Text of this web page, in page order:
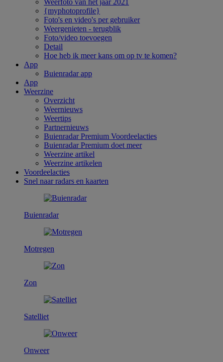
Weerfoto van het jaar 2021
{myphotoprofile}
Foto's en video's per gebruiker
Weergenieten - terugblik
Foto/video toevoegen
Detail
Hoe heb ik meer kans om op tv te komen?
App
Buienradar app
App
Weerzine
Overzicht
Weernieuws
Weertips
Partnernieuws
Buienradar Premium Voordeelacties
Buienradar Premium doet meer
Weerzine artikel
Weerzine artikelen
Voordeelacties
Snel naar radars en kaarten
Buienradar
Motregen
Zon
Satelliet
Onweer